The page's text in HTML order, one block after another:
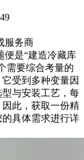
服务商
是“建造冷藏库
需要综合考量的
受到多种变量因
与安装工艺，每
此，获取一份精
具体需求进行详